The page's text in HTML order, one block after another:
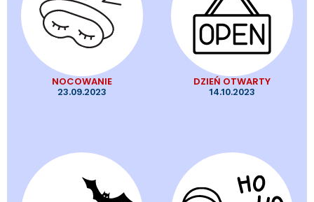
NOCOWANIE
23.09.2023
DZIEŃ OTWARTY
14.10.2023